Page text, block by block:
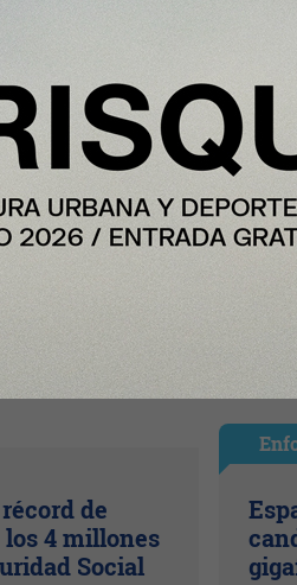
artículo:
de
4 millones
Social